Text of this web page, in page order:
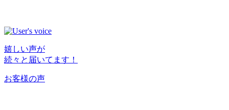
嬉しい声が
続々と届いてます！
お客様の声